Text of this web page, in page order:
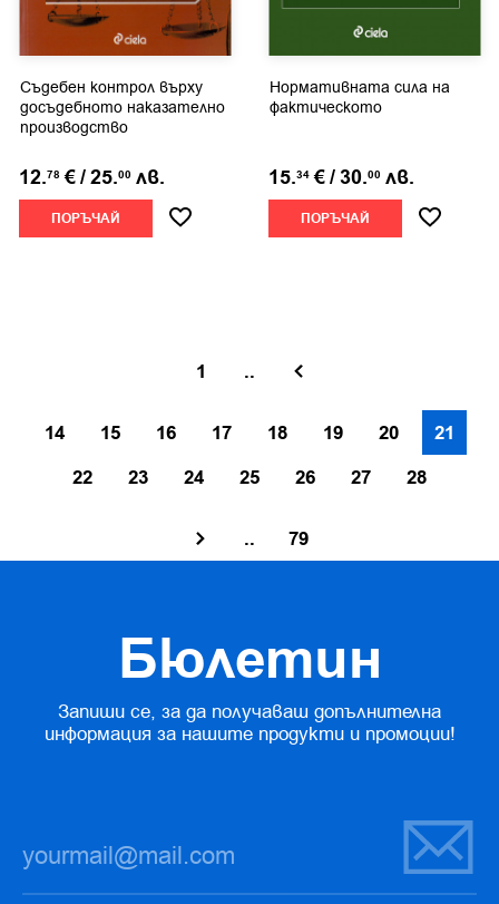
Съдебен контрол върху
досъдебното наказателно
производство
12.78 €/25.00 лв.
ПОРЪЧАЙ
Нормативната сила на
фактическото
15.34 €/30.00 лв.
ПОРЪЧАЙ
1 ..
14 15 16 17 18 19 20
21
22
23 24 25 26 27 28
.. 79
Бюлетин
Запиши се, за да получаваш допълнителна
информация за нашите продукти и промоции!